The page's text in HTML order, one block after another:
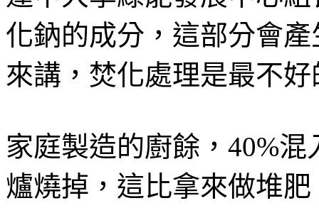
化鈉的成分，這部分會
來講，焚化處理是最不
家庭製造的廚餘，40%
爐燒掉，這比拿來做堆